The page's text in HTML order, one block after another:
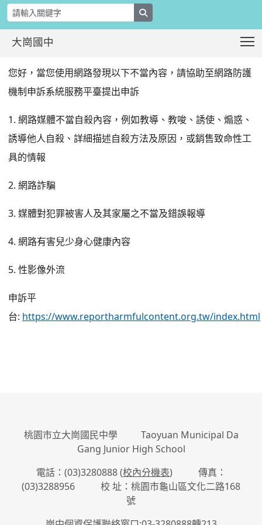
大崗國中
網路防護機制申訴系統服務平臺，歡
您好，當您使用網路發現以下不當內容，請協助至網路防護
機制申訴系統服務平臺提出申訴
1. 網路媒體不當自殺內容，例如教導、教唆、誘使、煽惑、
誘導他人自殺、詳細描述自殺方法及原因，或銷售致命性工
具的情報
2. 網路詐騙
3. 媒體對犯罪被害人及其家屬之不當及錯誤報導
4. 網路有害兒少身心健康內容
5. 性影像外流
申訴平
台: https://www.reportharmfulcontent.org.tw/index.html
桃園市立大崗國民中學 Taoyuan Municipal Da
Gang Junior High School
電話：(03)3280888 (校內分機表) 傳真：
(03)3288956 校 址：桃園市龜山區文化二路168
號